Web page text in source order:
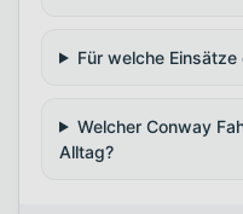
Für welche
Welcher Conway
Alltag?